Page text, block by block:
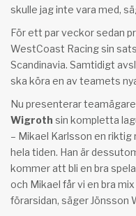
skulle jag inte vara med,
För ett par veckor sedan
WestCoast Racing sin
Scandinavia. Samtidigt
ska köra en av teamets
Nu presenterar
Wigroth sin kompletta
– Mikael Karlsson en riktig
hela tiden. Han är
kommer att bli en bra
och Mikael får vi en bra
förarsidan, säger Jönsson